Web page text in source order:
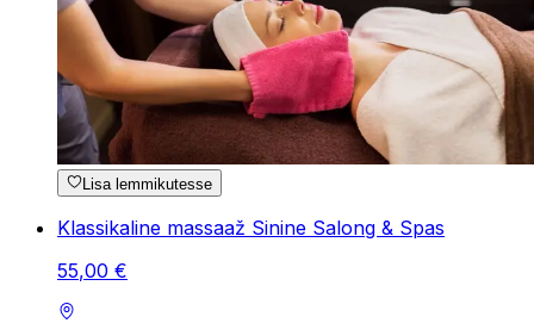
Lisa lemmikutesse
Klassikaline massaaž Sinine Salong & Spas
55,00 €